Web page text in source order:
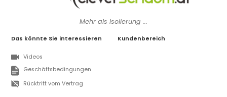
Mehr als Isolierung ...
Das könnte Sie interessieren
Videos
Geschäftsbedingungen
Rücktritt vom Vertrag
Kundenbereich